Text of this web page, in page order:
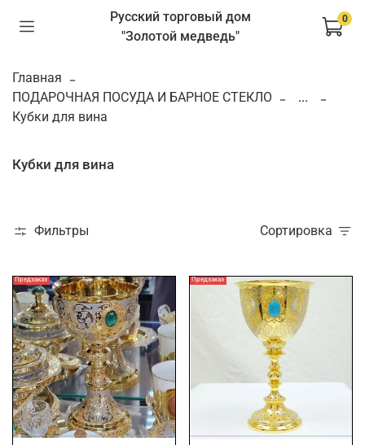
Русский торговый дом
"Золотой медведь"
0
Главная
ПОДАРОЧНАЯ ПОСУДА И БАРНОЕ СТЕКЛО
...
Кубки для вина
Кубки для вина
Фильтры Сортировка
Предзаказ Предзаказ